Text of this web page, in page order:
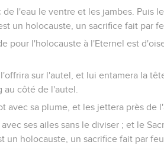
de l'eau le ventre et les jambes. Puis
un holocauste, un sacrifice fait par
pour l'holocauste à l'Eternel est
sur l'autel, et lui entamera la
au côté de l'autel.
avec sa plume, et les jettera près de
ses ailes sans le diviser ; et le
un holocauste, un sacrifice fait par